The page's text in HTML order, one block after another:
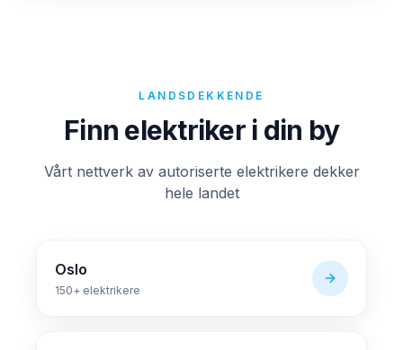
LANDSDEKKENDE
Finn elektriker i din by
Vårt nettverk av autoriserte elektrikere dekker
hele landet
Oslo
150+ elektrikere